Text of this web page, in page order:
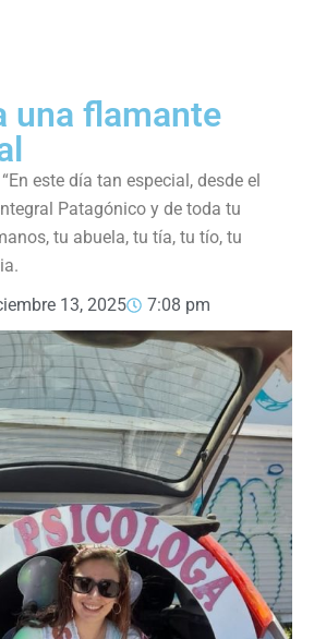
una flamante
este día tan especial, desde el
Patagónico y de toda tu
tu abuela, tu tía, tu tío, tu
13, 2025 7:08 pm